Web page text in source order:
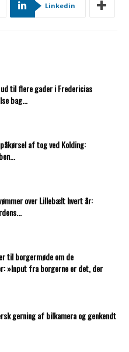
Linkedin
til flere gader i Fredericias
bag...
af tog ved Kolding:
over Lillebælt hvert år:
til borgermøde om de
»Input fra borgerne er det, der
gerning af bilkamera og genkendt